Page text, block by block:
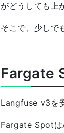
がどうしても上
そこで、少しで
Fargate
Langfuse v3を
Fargate Spotは